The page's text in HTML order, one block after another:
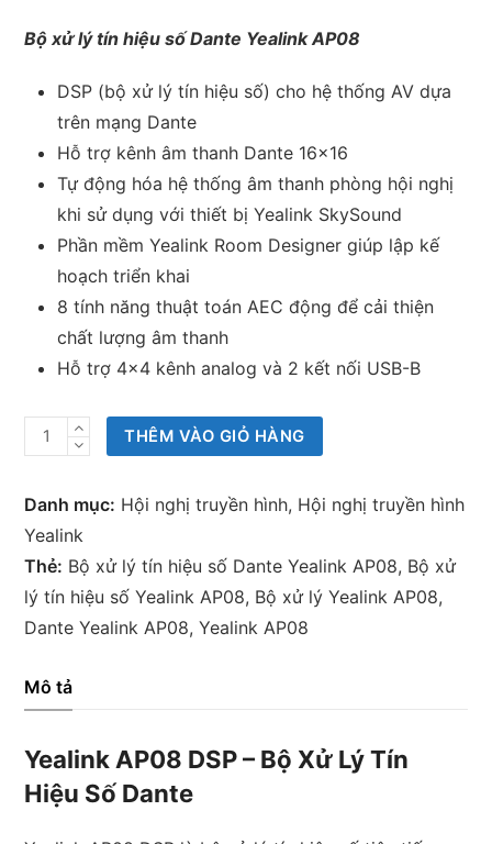
Bộ xử lý tín hiệu số Dante Yealink AP08
DSP (bộ xử lý tín hiệu số) cho hệ thống AV dựa
trên mạng Dante
Hỗ trợ kênh âm thanh Dante 16×16
Tự động hóa hệ thống âm thanh phòng hội nghị
khi sử dụng với thiết bị Yealink SkySound
Phần mềm Yealink Room Designer giúp lập kế
hoạch triển khai
8 tính năng thuật toán AEC động để cải thiện
chất lượng âm thanh
Hỗ trợ 4×4 kênh analog và 2 kết nối USB-B
Bộ
xử
lý
tín
hiệu
số
Dante
AP08
số
THÊM VÀO GIỎ HÀNG
Danh mục: Hội nghị truyền hình, Hội nghị truyền hình
Yealink
Thẻ: Bộ xử lý tín hiệu số Dante Yealink AP08, Bộ xử
lý tín hiệu số Yealink AP08, Bộ xử lý Yealink AP08,
Dante Yealink AP08,Yealink AP08
Mô tả
Yealink AP08 DSP – Bộ Xử Lý Tín
Hiệu Số Dante